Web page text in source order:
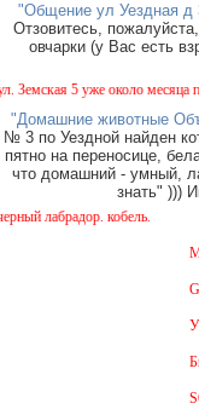
"Общение ул Уездная д
Отзовитесь,
овчарки (у Вас есть
5 уже около месяца
"Домашние животные
№ 3 по Уездной найден
пятно на переносице,
что домашний - умный,
знать" )))
лабрадор. кобель.